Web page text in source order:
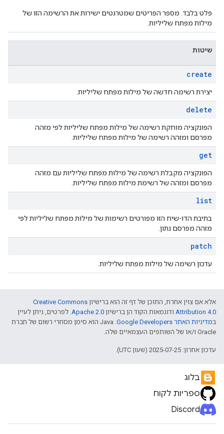
פלט בלבד. מספר הפריטים שמטרגטים ישירות את הרשימה הזו של
מילות מפתח שליליות.
שיטות
create
יצירת רשימה חדשה של מילות מפתח שליליות.
delete
הפונקציה מוחקת רשימה של מילות מפתח שליליות לפי מזהה
מפרסם ומזהה רשימה של מילות מפתח שליליות.
get
הפונקציה מקבלת רשימה של מילות מפתח שליליות עם מזהה
מפרסם ומזהה של רשימת מילות מפתח שליליות.
list
בתיבת הדו-שיח הזו מפורטים רשימות של מילות מפתח שליליות לפי
מזהה מפרסם נתון.
patch
עדכון רשימה של מילות מפתח שליליות.
אלא אם צוין אחרת, התוכן של דף זה הוא ברישיון Creative Commons
Attribution 4.0 ודוגמאות הקוד הן ברישיון Apache 2.0. לפרטים, ניתן לעיין
במדיניות האתר Google Developers‏
.‏ Java הוא סימן מסחרי רשום של חברת
Oracle ו/או של השותפים העצמאיים שלה.
עדכון אחרון: 2025-07-25 (שעון UTC).
בלוג
ספריות לקוח
Discord